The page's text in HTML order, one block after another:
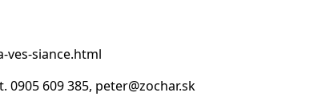
ves-siance.html
0905 609 385, peter@zochar.sk